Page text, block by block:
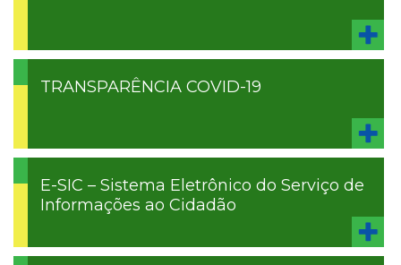
TRANSPARÊNCIA COVID-19
E-SIC – Sistema Eletrônico do Serviço de
Informações ao Cidadão